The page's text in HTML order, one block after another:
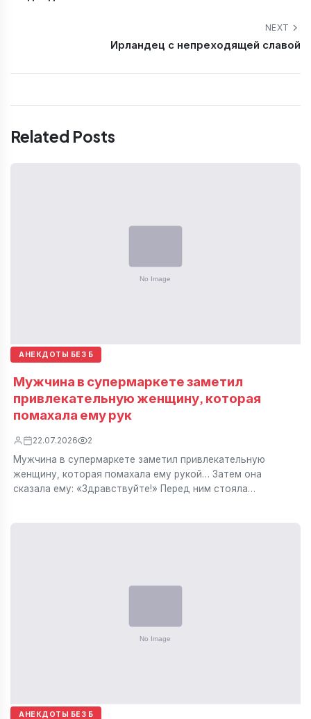
NEXT
Ирландец с непреходящей славой
Related Posts
АНЕКДОТЫ БЕЗ Б
Мужчина в супермаркете заметил
привлекательную женщину, которая
помахала ему рук
22.07.2026 2
Мужчина в супермаркете заметил привлекательную
женщину, которая помахала ему рукой… Затем она
сказала ему: «Здравствуйте!» Перед ним стояла…
АНЕКДОТЫ БЕЗ Б